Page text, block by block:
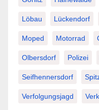
Löbau Lückendorf
Moped Motorrad
Olbersdorf Polizei
Seifhennersdorf
Verfolgungsjagd